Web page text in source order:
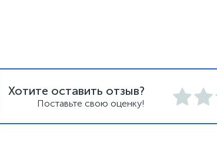
Хотите оставить отзыв?
Поставьте свою оценку!